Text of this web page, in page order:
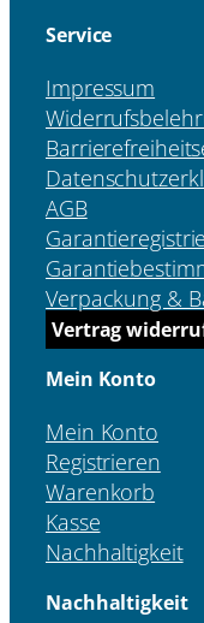
Service
Impressum
AGB
Verpackung &
Vertrag
Mein Konto
Mein Konto
Registrieren
Warenkorb
Kasse
Nachhaltigkeit
Nachhaltigkeit